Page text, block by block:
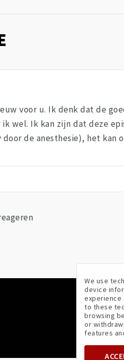
voor u. Ik denk dat de
wel. Ik kan zijn dat deze
de anesthesie), het kan
We use
device
experience
to these
browsing
or
features